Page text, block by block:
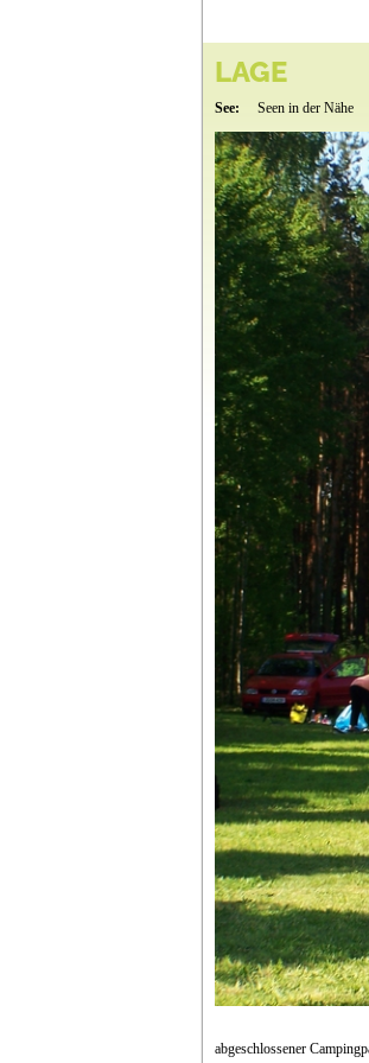
LAGE
See: Seen in der Nähe
abgeschlossener